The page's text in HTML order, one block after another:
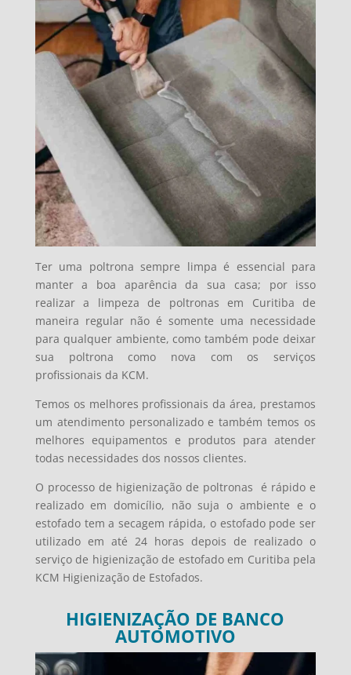
Ter uma poltrona sempre limpa é essencial para
manter a boa aparência da sua casa; por isso
realizar a limpeza de poltronas em Curitiba de
maneira regular não é somente uma necessidade
para qualquer ambiente, como também pode deixar
sua poltrona como nova com os serviços
profissionais da KCM.
Temos os melhores profissionais da área, prestamos
um atendimento personalizado e também temos os
melhores equipamentos e produtos para atender
todas necessidades dos nossos clientes.
O processo de higienização de poltronas é rápido e
realizado em domicílio, não suja o ambiente e o
estofado tem a secagem rápida, o estofado pode ser
utilizado em até 24 horas depois de realizado o
serviço de higienização de estofado em Curitiba pela
KCM Higienização de Estofados.
HIGIENIZAÇÃO DE BANCO
AUTOMOTIVO